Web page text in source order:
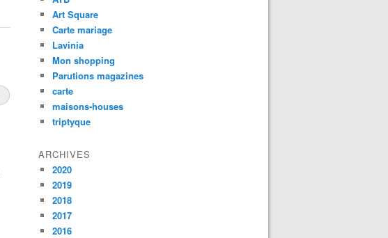
Art Square
Carte mariage
Lavinia
Mon shopping
Parutions magazines
carte
maisons-houses
triptyque
ARCHIVES
2020
2019
2018
2017
2016